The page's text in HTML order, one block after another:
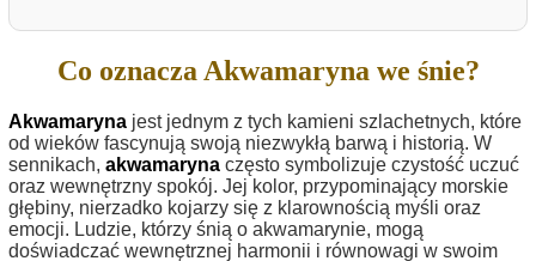
Co oznacza Akwamaryna we śnie?
Akwamaryna jest jednym z tych kamieni szlachetnych, które
od wieków fascynują swoją niezwykłą barwą i historią. W
sennikach, akwamaryna często symbolizuje czystość uczuć
oraz wewnętrzny spokój. Jej kolor, przypominający morskie
głębiny, nierzadko kojarzy się z klarownością myśli oraz
emocji. Ludzie, którzy śnią o akwamarynie, mogą
doświadczać wewnętrznej harmonii i równowagi w swoim